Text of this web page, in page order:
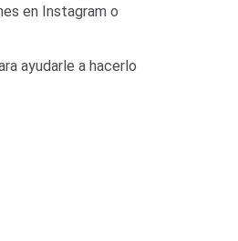
en Instagram o
ayudarle a hacerlo